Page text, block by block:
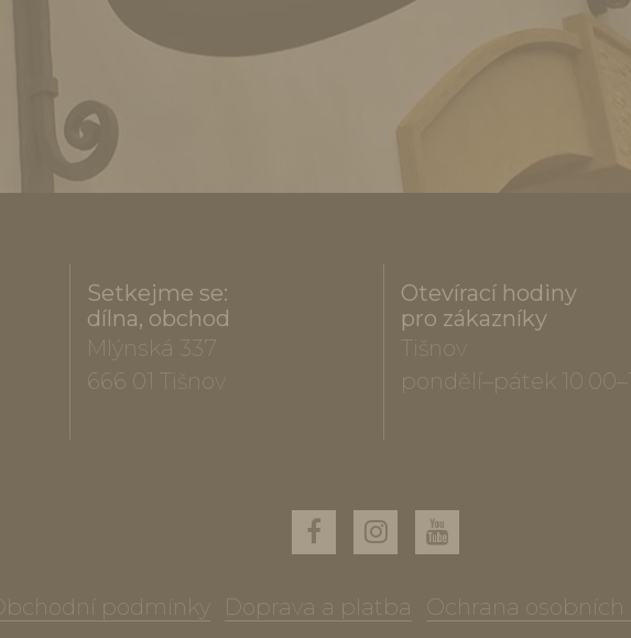
Setkejme se:
dílna, obchod
Mlýnská 337
666 01 Tišnov
Otevírací hodiny
pro zákazníky
Tišnov
pondělí–pátek
Obchodní podmínky Doprava a platba Ochrana